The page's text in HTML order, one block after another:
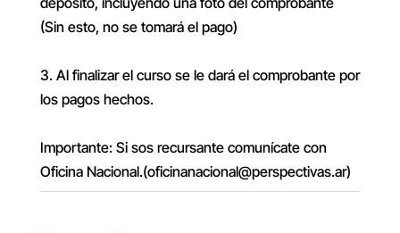
(Sin esto, no se tomará el pago)
3. Al finalizar el curso se le dará el comprobante por
los pagos hechos.
Importante: Si sos recursante comunícate con
Oficina Nacional.(oficinanacional@perspectivas.ar)